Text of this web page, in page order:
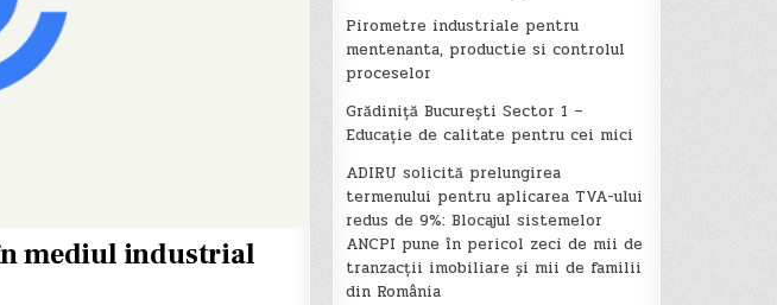
mediul industrial
Pirometre industriale pentru
mentenanta, productie si controlul
proceselor
Grădiniță București Sector 1 –
Educație de calitate pentru cei mici
ADIRU solicită prelungirea
termenului pentru aplicarea TVA-ului
redus de 9%: Blocajul sistemelor
ANCPI pune în pericol zeci de mii de
tranzacții imobiliare și mii de familii
din România